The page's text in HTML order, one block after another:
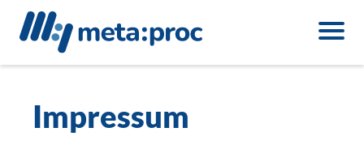
Impressum